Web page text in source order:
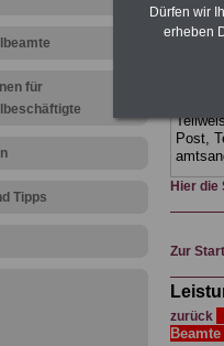
für
Tipps
und
Post,
Hier die
Zur
zurück
Beamte
Dürfen wir
erheben